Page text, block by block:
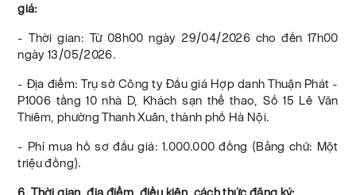
giá:
- Thời gian: Từ 08h00 ngày 29/04/2026 cho đến 17h00
ngày 13/05/2026.
- Địa điểm: Trụ sở Công ty Đấu giá Hợp danh Thuận Phát -
P1006 tầng 10 nhà D, Khách sạn thể thao, Số 15 Lê Văn
Thiêm, phường Thanh Xuân, thành phố Hà Nội.
- Phí mua hồ sơ đấu giá: 1.000.000 đồng (Bằng chữ: Một
triệu đồng).
6. Thời gian, địa điểm, điều kiện, cách thức đăng ký: